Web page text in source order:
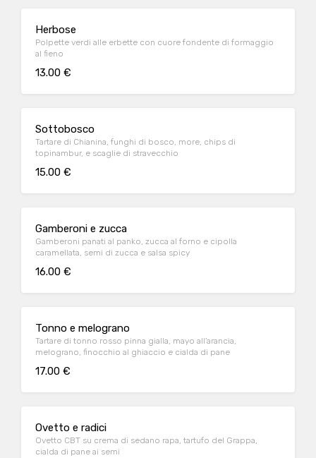
Herbose
Polpette verdi alle erbette con cuore fondente di formaggio
al fieno
13.00 €
Sottobosco
Tartare di Chianina, funghi di bosco, more, chips di
topinambur, e scaglie di stravecchio
15.00 €
Gamberoni e zucca
Gamberoni panati al panko, zucca al forno e cipolla
caramellata, semi di zucca e salsa spicy
16.00 €
Tonno e melograno
Tartare di tonno rosso pinna gialla, mayo all’arancia,
melograno, finocchio al ghiaccio e cialda di pane
17.00 €
Ovetto e radici
Ovetto CBT su crema di sedano rapa, tartufo del Grappa,
cialda di pane ai semi